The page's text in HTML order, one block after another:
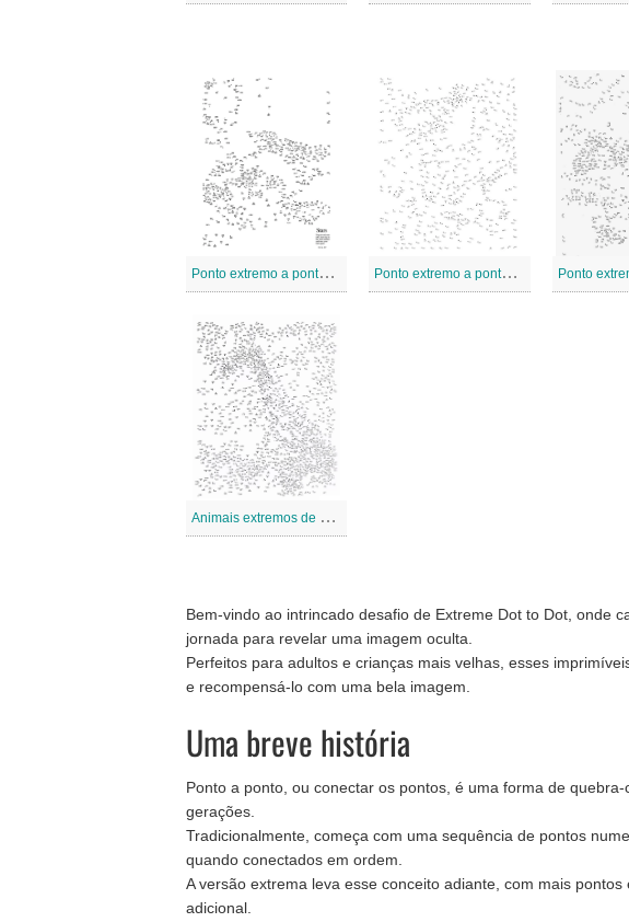
P
onto extremo a pontos 3 P
onto extremo a pontos 2
A
nimais extremos de ponto a ponto
Bem-vindo ao intrincado desafio de Extreme Dot to Dot, onde
jornada para revelar uma imagem oculta.
Perfeitos para adultos e crianças mais velhas, esses
e recompensá-lo com uma bela imagem.
Uma breve história
Ponto a ponto, ou conectar os pontos, é uma forma de
gerações.
Tradicionalmente, começa com uma sequência de pontos
quando conectados em ordem.
A versão extrema leva esse conceito adiante, com mais
adicional.